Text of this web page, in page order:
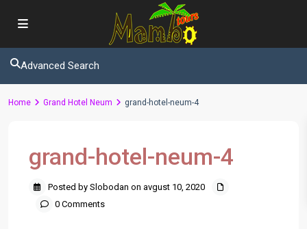
Advanced Search
Home Grand Hotel Neum grand-hotel-neum-4
grand-hotel-neum-4
Posted by Slobodan on avgust 10, 2020
0 Comments